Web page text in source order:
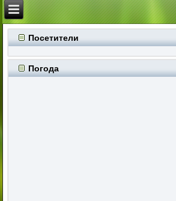
Посетители
Погода